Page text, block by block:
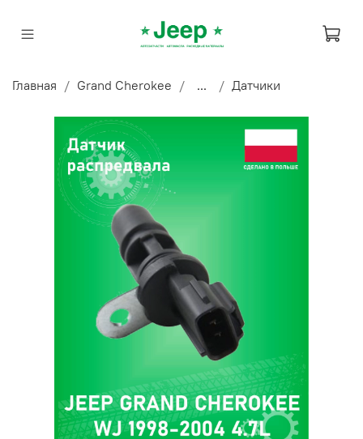
Главная Grand Cherokee ... Датчики